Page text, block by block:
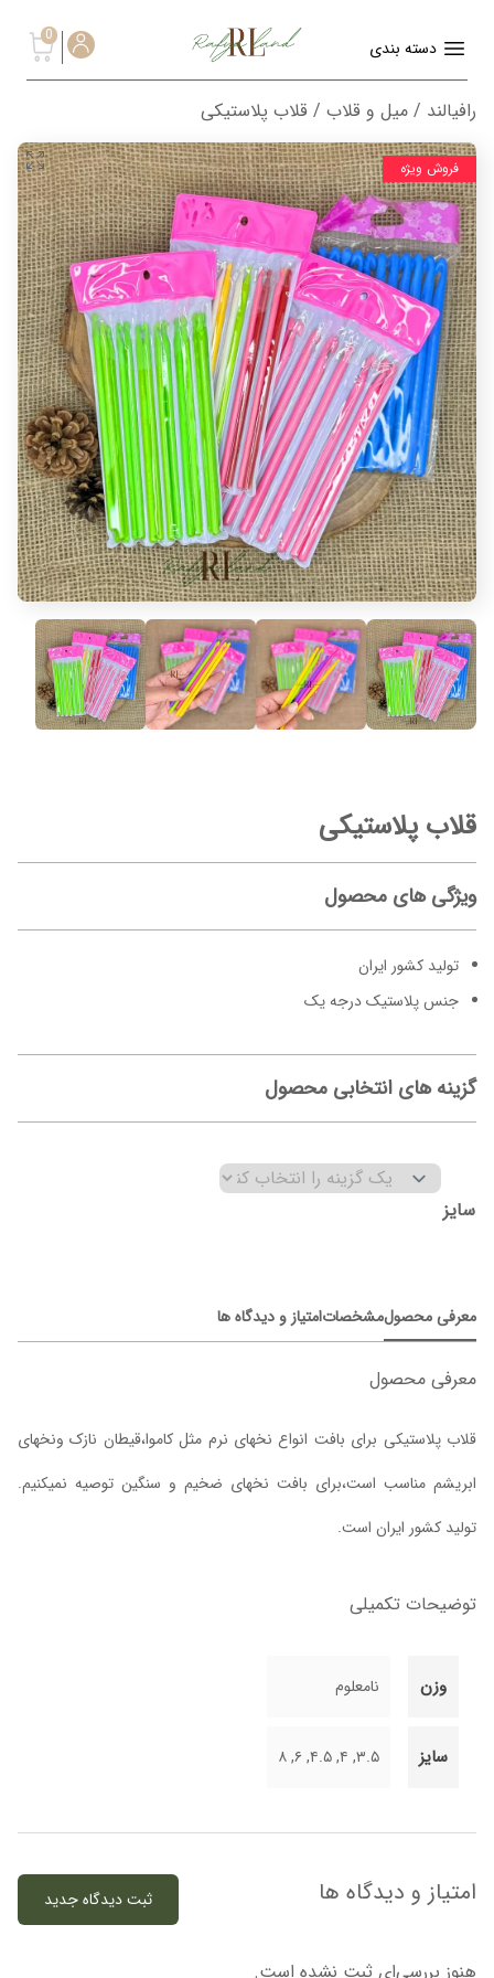
دسته بندی
0
رافیالند / میل و قلاب / قلاب پلاستیکی
فروش ویژه
قلاب پلاستیکی
ویژگی های محصول
تولید کشور ایران
جنس پلاستیک درجه یک
گزینه های انتخابی محصول
سایز
معرفی محصولمشخصاتامتیاز و دیدگاه ها
معرفی محصول
قلاب پلاستیکی برای بافت انواع نخهای نرم مثل کاموا،قیطان نازک ونخهای
ابریشم مناسب است،برای بافت نخهای ضخیم و سنگین توصیه نمیکنیم.
تولید کشور ایران است.
توضیحات تکمیلی
وزن نامعلوم
سایز ۳.۵, ۴, ۴.۵, ۶, ۸
امتیاز و دیدگاه ها ثبت دیدگاه جدید
هنوز بررسی‌ای ثبت نشده است.